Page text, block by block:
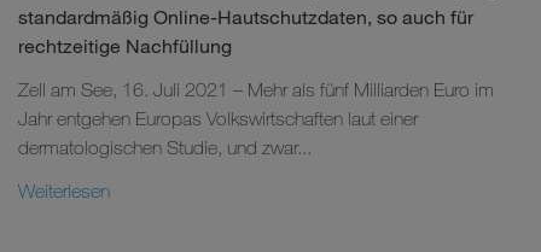
standardmäßig Online-Hautschutzdaten, so auch für
rechtzeitige Nachfüllung
Zell am See, 16. Juli 2021 – Mehr als fünf Milliarden Euro im
Jahr entgehen Europas Volkswirtschaften laut einer
dermatologischen Studie, und zwar...
Weiterlesen